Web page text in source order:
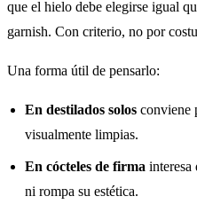
que el hielo debe elegirse igual
garnish. Con criterio, no por
Una forma útil de pensarlo:
En destilados solos conviene
visualmente limpias.
En cócteles de firma interesa
ni rompa su estética.